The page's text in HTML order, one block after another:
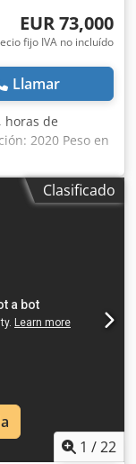
EUR 73,000
fijo IVA no incluído
Llamar
, horas de
2020 Peso en
x 230 x 299 cm
Rodillo de
pequeñas o
infraestructura
de edificios.
1.500 mm
1,10 mm CE
Clasificado
1 /22